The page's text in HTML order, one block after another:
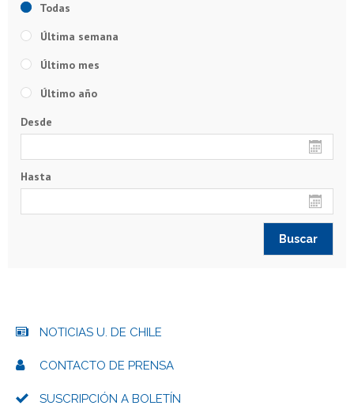
Todas
Última semana
Último mes
Último año
Desde
Hasta
NOTICIAS U. DE CHILE
CONTACTO DE PRENSA
SUSCRIPCIÓN A BOLETÍN